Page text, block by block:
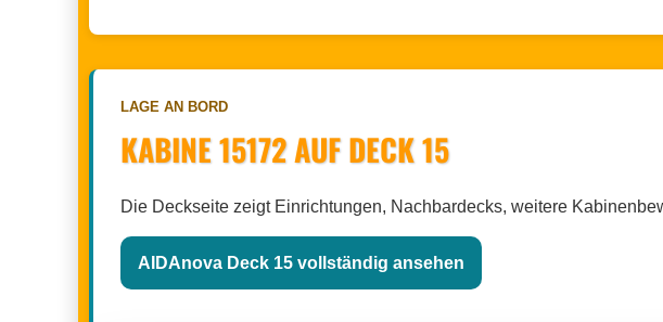
LAGE AN BORD
KABINE 15172 AUF DECK 15
Die Deckseite zeigt Einrichtungen, Nachbardecks, weitere
AIDAnova Deck 15 vollständig ansehen